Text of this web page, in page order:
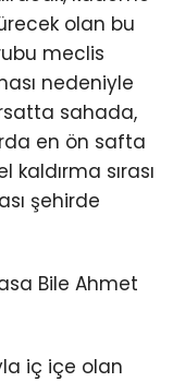
olan bu
meclis
nedeniyle
sahada,
en ön safta
sırası
şehirde
Bile Ahmet
iç içe olan